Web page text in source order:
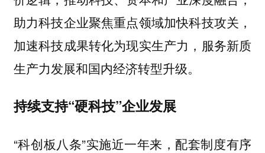
助力科技企业聚焦重点领域加快科技攻关，
加速科技成果转化为现实生产力，服务新质
生产力发展和国内经济转型升级。
持续支持“硬科技”企业发展
“科创板八条”实施近一年来，配套制度有序